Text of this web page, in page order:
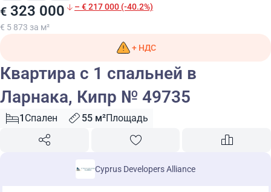
€ 323 000 – € 217 000 (-40.2%)
€ 5 873 за м²
+ НДС
Квартира с 1 спальней в
Ларнака, Кипр № 49735
1 Спален 55 м²Площадь
Cyprus Developers Alliance